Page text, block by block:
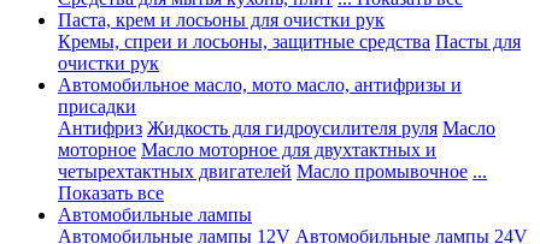
Паста, крем и лосьоны для очистки рук
Кремы, спреи и лосьоны, защитные средства Пасты для
очистки рук
Автомобильное масло, мото масло, антифризы и
присадки
Антифриз Жидкость для гидроусилителя руля Масло
моторное Масло моторное для двухтактных и
четырехтактных двигателей Масло промывочное ...
Показать все
Автомобильные лампы
Автомобильные лампы 12V Автомобильные лампы 24V